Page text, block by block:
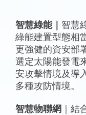
智慧綠能｜ 智慧
綠能建置型態相
更強健的資安部
選定太陽能發電
安攻擊情境及導
多種攻防情境。
智慧物聯網 ｜